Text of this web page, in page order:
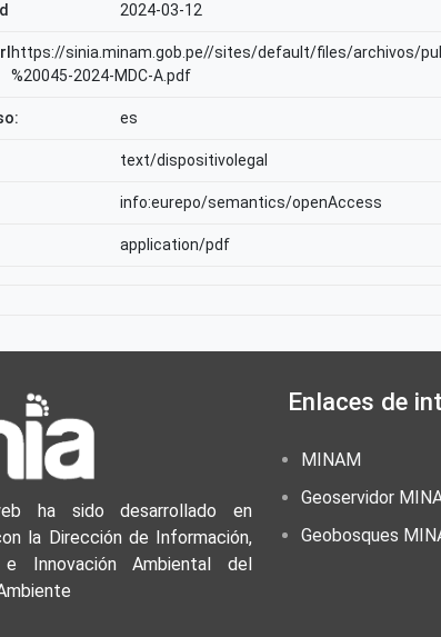
2024-03-12
https://sinia.minam.gob.pe//sites/default/files/archivos/
%20045-2024-MDC-A.pdf
es
text/dispositivolegal
info:eurepo/semantics/openAccess
application/pdf
ha sido desarrollado en
la Dirección de Información,
e Innovación Ambiental del
Enlaces de
MINAM
Geoservidor
Geobosques